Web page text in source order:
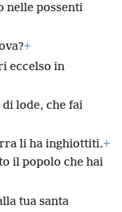
nelle possenti
+
eccelso in
lode, che fai
li ha inghiottiti.+
il popolo che hai
tua santa